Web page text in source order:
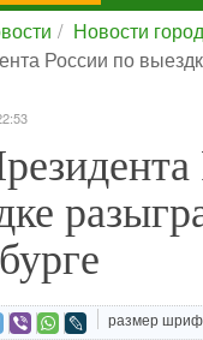
Новости
России по
размер